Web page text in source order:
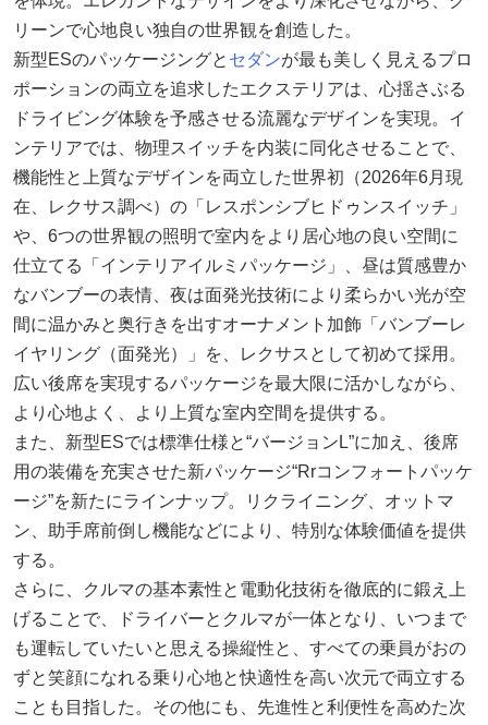
リーンで心地良い独自の世界観を創造した。
新型ESのパッケージングと セダンが最も美しく見えるプロ
ポーションの両立を追求したエクステリアは、心揺さぶる
ドライビング体験を予感させる流麗なデザインを実現。イ
ンテリアでは、物理スイッチを内装に同化させることで、
機能性と上質なデザインを両立した世界初（2026年6月現
在、レクサス調べ）の「レスポンシブヒドゥンスイッチ」
や、6つの世界観の照明で室内をより居心地の良い空間に
仕立てる「インテリアイルミパッケージ」、昼は質感豊か
なバンブーの表情、夜は面発光技術により柔らかい光が空
間に温かみと奥行きを出すオーナメント加飾「バンブーレ
イヤリング（面発光）」を、レクサスとして初めて採用。
広い後席を実現するパッケージを最大限に活かしながら、
より心地よく、より上質な室内空間を提供する。
また、新型ESでは標準仕様と“バージョンL”に加え、後席
用の装備を充実させた新パッケージ“Rrコンフォートパッケ
ージ”を新たにラインナップ。リクライニング、オットマ
ン、助手席前倒し機能などにより、特別な体験価値を提供
する。
さらに、クルマの基本素性と電動化技術を徹底的に鍛え上
げることで、ドライバーとクルマが一体となり、いつまで
も運転していたいと思える操縦性と、すべての乗員がおの
ずと笑顔になれる乗り心地と快適性を高い次元で両立する
ことも目指した。その他にも、先進性と利便性を高めた次